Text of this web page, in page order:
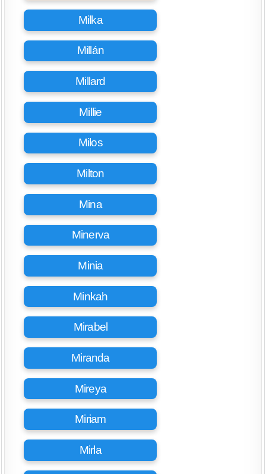
Milka
Millán
Millard
Millie
Milos
Milton
Mina
Minerva
Minia
Minkah
Mirabel
Miranda
Mireya
Miriam
Mirla